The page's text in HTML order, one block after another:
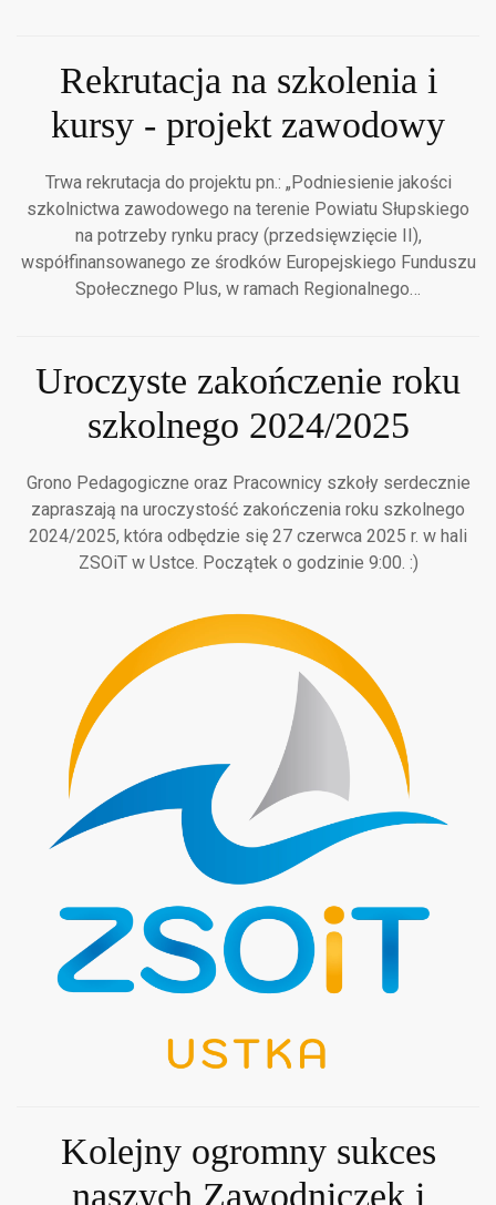
Rekrutacja na szkolenia i
kursy - projekt zawodowy
Trwa rekrutacja do projektu pn.: „Podniesienie jakości
szkolnictwa zawodowego na terenie Powiatu Słupskiego
na potrzeby rynku pracy (przedsięwzięcie II),
współfinansowanego ze środków Europejskiego Funduszu
Społecznego Plus, w ramach Regionalnego…
Uroczyste zakończenie roku
szkolnego 2024/2025
Grono Pedagogiczne oraz Pracownicy szkoły serdecznie
zapraszają na uroczystość zakończenia roku szkolnego
2024/2025, która odbędzie się 27 czerwca 2025 r. w hali
ZSOiT w Ustce. Początek o godzinie 9:00. :)
Kolejny ogromny sukces
naszych Zawodniczek i